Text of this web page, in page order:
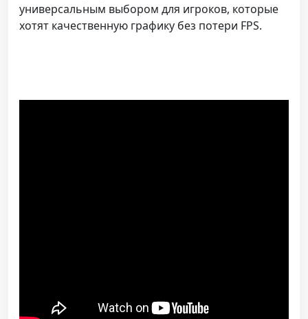
универсальным выбором для игроков, которые
хотят качественную графику без потери FPS.